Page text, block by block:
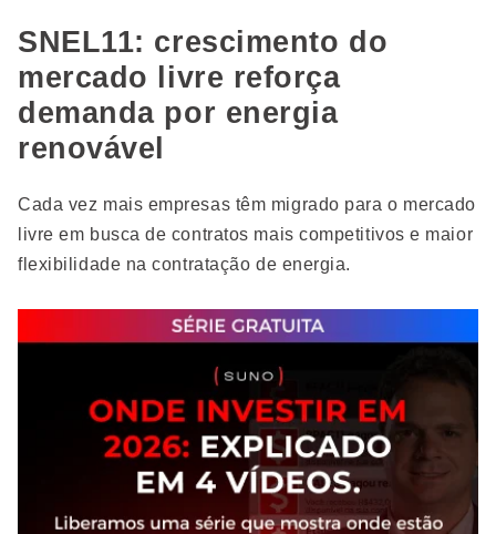
SNEL11: crescimento do
mercado livre reforça
demanda por energia
renovável
Cada vez mais empresas têm migrado para o mercado
livre em busca de contratos mais competitivos e maior
flexibilidade na contratação de energia.